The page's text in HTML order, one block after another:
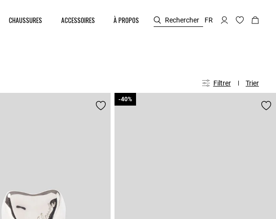
CHAUSSURES ACCESSOIRES À PROPOS Rechercher FR
Filtrer Trier
-40%
-40%